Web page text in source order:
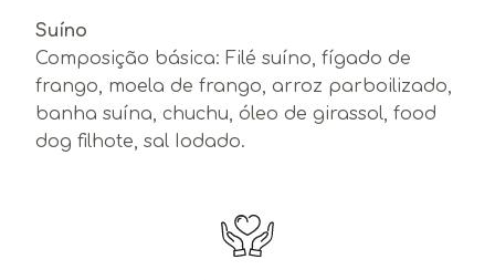
Suíno
Composição básica: Filé suíno, fígado de
frango, moela de frango, arroz parboilizado,
banha suína, chuchu, óleo de girassol, food
dog filhote, sal Iodado.